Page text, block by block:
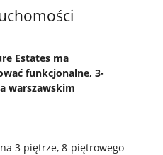
Estates ma
funkcjonalne, 3-
warszawskim
3 piętrze, 8-piętrowego